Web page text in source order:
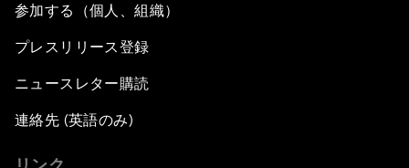
参加する（個人、組織）
プレスリリース登録
ニュースレター購読
連絡先 (英語のみ)